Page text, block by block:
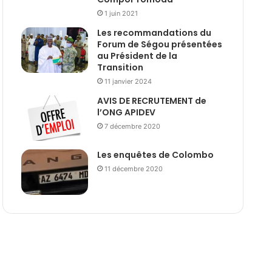
1 juin 2021
Les recommandations du
Forum de Ségou présentées
au Président de la
Transition
11 janvier 2024
AVIS DE RECRUTEMENT de
l’ONG APIDEV
7 décembre 2020
Les enquêtes de Colombo
11 décembre 2020